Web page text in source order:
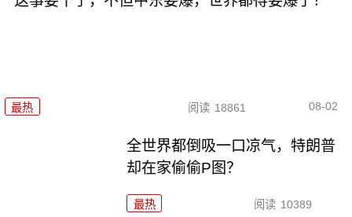
最热 阅读 18861 08-02
全世界都倒吸一口凉气，特朗普
却在家偷偷P图？
最热 阅读 10389